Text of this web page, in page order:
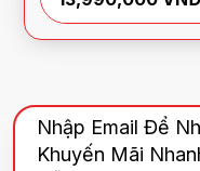
Nhập Email Để
Khuyến Mãi